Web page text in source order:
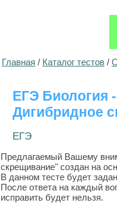
Главная / Каталог тестов /
ЕГЭ Биология
Дигибридное
ЕГЭ
Предлагаемый Вашему
скрещивание" создан на
В данном тесте будет
После ответа на каждый
исправить будет нельзя.